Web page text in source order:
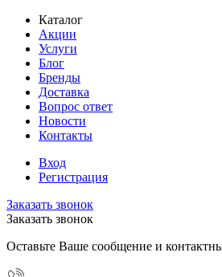
Каталог
Акции
Услуги
Блог
Бренды
Доставка
Вопрос ответ
Новости
Контакты
Вход
Регистрация
Заказать звонок
Заказать звонок
Оставьте Ваше сообщение и